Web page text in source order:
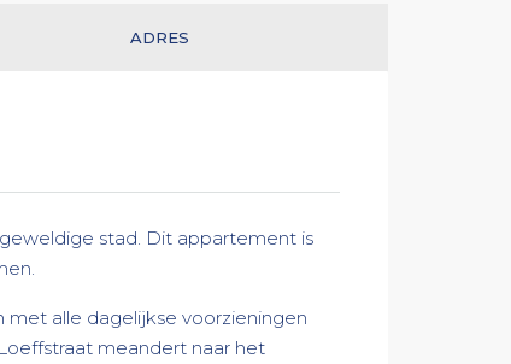
ADRES
stad. Dit appartement is
met alle dagelijkse voorzieningen
meandert naar het